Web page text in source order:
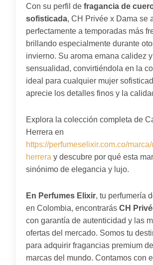
Con su perfil de fragancia de
sofisticada, CH Privée x Dama se
perfectamente a temporadas más
brillando especialmente durante
invierno. Su aroma emana calidez y
sensualidad, convirtiéndola en la
ideal para cualquier mujer
aprecie los detalles finos y la
Explora la colección completa de
Herrera en
https://perfumeselixir.com.co/
herrera y descubre por qué esta
sinónimo de elegancia y lujo.
En Perfumes Elixir, tu perfumería
en Colombia, encontrarás CH
con garantía de autenticidad y las
ofertas del mercado. Somos tu
para adquirir fragancias premium
marcas del mundo. Contamos con